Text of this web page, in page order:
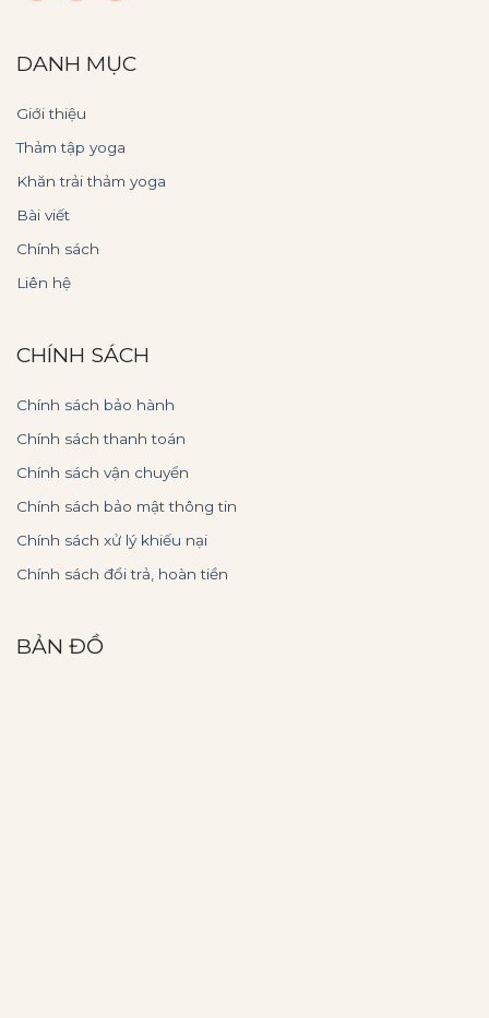
DANH MỤC
Giới thiệu
Thảm tập yoga
Khăn trải thảm yoga
Bài viết
Chính sách
Liên hệ
CHÍNH SÁCH
Chính sách bảo hành
Chính sách thanh toán
Chính sách vận chuyển
Chính sách bảo mật thông tin
Chính sách xử lý khiếu nại
Chính sách đổi trả, hoàn tiền
BẢN ĐỒ